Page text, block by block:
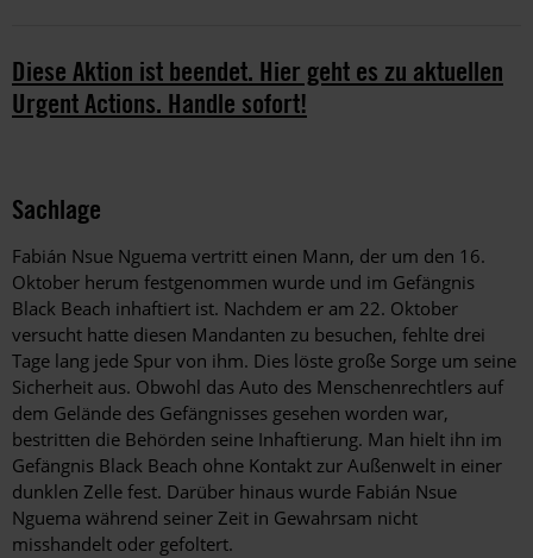
Diese Aktion ist beendet. Hier geht es zu aktuellen
Urgent Actions. Handle sofort!
Sachlage
Fabián Nsue Nguema vertritt einen Mann, der um den 16.
Oktober herum festgenommen wurde und im Gefängnis
Black Beach inhaftiert ist. Nachdem er am 22. Oktober
versucht hatte diesen Mandanten zu besuchen, fehlte drei
Tage lang jede Spur von ihm. Dies löste große Sorge um seine
Sicherheit aus. Obwohl das Auto des Menschenrechtlers auf
dem Gelände des Gefängnisses gesehen worden war,
bestritten die Behörden seine Inhaftierung. Man hielt ihn im
Gefängnis Black Beach ohne Kontakt zur Außenwelt in einer
dunklen Zelle fest. Darüber hinaus wurde Fabián Nsue
Nguema während seiner Zeit in Gewahrsam nicht
misshandelt oder gefoltert.